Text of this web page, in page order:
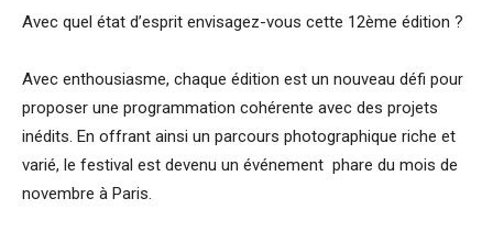
Avec quel état d’esprit envisagez-vous cette 12ème édition ?
Avec enthousiasme, chaque édition est un nouveau défi pour
proposer une programmation cohérente avec des projets
inédits. En offrant ainsi un parcours photographique riche et
varié, le festival est devenu un événement phare du mois de
novembre à Paris.